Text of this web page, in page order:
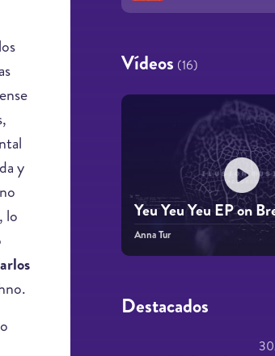
y
, lo
Vídeos (16)
Yeu Yeu Yeu EP on
Anna Tur
Destacados